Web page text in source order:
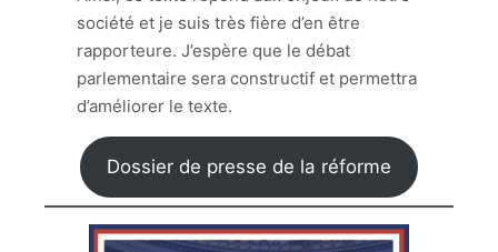
société et je suis très fière d’en être
rapporteure. J’espère que le débat
parlementaire sera constructif et permettra
d’améliorer le texte.
Dossier de presse de la réforme